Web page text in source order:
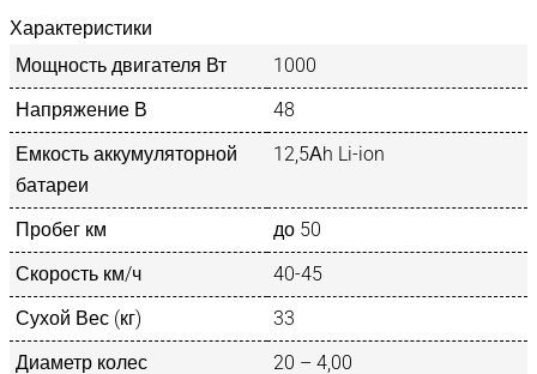
Характеристики
Мощность двигателя Вт
1000
Напряжение В
48
Емкость аккумуляторной
батареи
12,5Аh Li-ion
Пробег км
до 50
Скорость км/ч
40-45
Сухой Вес (кг)
33
Диаметр колес
20 – 4,00